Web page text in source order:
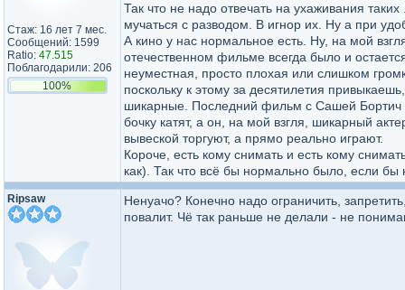
Стаж: 16 лет 7 мес.
Сообщений: 1599
Ratio: 47.515
Поблагодарили: 206
100%
Так что не надо отвечать на ухаживания
мучаться с разводом. В игнор их. Ну а при
А кино у нас нормальное есть. Ну, на мой
отечественном фильме всегда было и
неуместная, просто плохая или слишком
поскольку к этому за десятилетия
шикарные. Последний фильм с Сашей Бортич
бочку катят, а он, на мой взгля, шикарный
вывеской торгуют, а прямо реально играют.
Короче, есть кому снимать и есть кому
как). Так что всё бы нормально было, если бы
Ripsaw
Ненуачо? Конечно надо ограничить,
повалит. Чё так раньше не делали - не